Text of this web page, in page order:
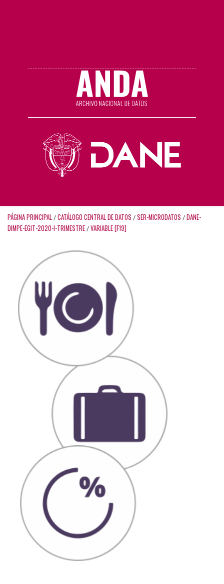
PÁGINA PRINCIPAL / CATÁLOGO CENTRAL DE DATOS / SER-MICRODATOS / DANE-
DIMPE-EGIT-2020-I-TRIMESTRE / VARIABLE [F19]